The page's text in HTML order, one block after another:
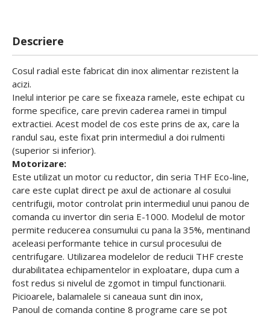
Descriere
Cosul radial este fabricat din inox alimentar rezistent la
acizi.
Inelul interior pe care se fixeaza ramele, este echipat cu
forme specifice, care previn caderea ramei in timpul
extractiei. Acest model de cos este prins de ax, care la
randul sau, este fixat prin intermediul a doi rulmenti
(superior si inferior).
Motorizare:
Este utilizat un motor cu reductor, din seria THF Eco-line,
care este cuplat direct pe axul de actionare al cosului
centrifugii, motor controlat prin intermediul unui panou de
comanda cu invertor din seria E-1000. Modelul de motor
permite reducerea consumului cu pana la 35%, mentinand
aceleasi performante tehice in cursul procesului de
centrifugare. Utilizarea modelelor de reducii THF creste
durabilitatea echipamentelor in exploatare, dupa cum a
fost redus si nivelul de zgomot in timpul functionarii.
Picioarele, balamalele si caneaua sunt din inox,
Panoul de comanda contine 8 programe care se pot